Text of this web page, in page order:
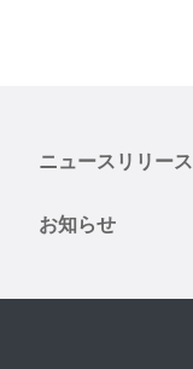
ニュースリリース
お知らせ